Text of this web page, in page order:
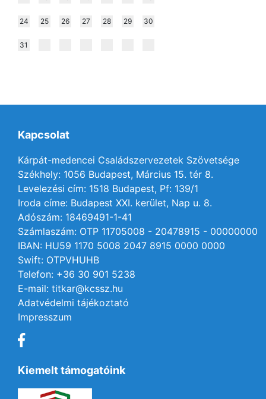
24 25 26 27 28 29 30
31
Kapcsolat
Kárpát-medencei Családszervezetek Szövetsége
Székhely: 1056 Budapest, Március 15. tér 8.
Levelezési cím: 1518 Budapest, Pf: 139/1
Iroda címe: Budapest XXI. kerület, Nap u. 8.
Adószám: 18469491-1-41
Számlaszám: OTP 11705008 - 20478915 - 00000000
IBAN: HU59 1170 5008 2047 8915 0000 0000
Swift: OTPVHUHB
Telefon: +36 30 901 5238
E-mail: titkar@kcssz.hu
Adatvédelmi tájékoztató
Impresszum
Kiemelt támogatóink